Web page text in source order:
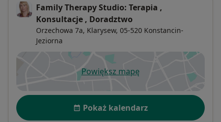
Family Therapy Studio: Terapia ,
Konsultacje , Doradztwo
Orzechowa 7a, Klarysew, 05-520 Konstancin-
Jeziorna
Powiększ mapęotwiera się w nowej karcie
Dostępność
Pokaż kalendarz